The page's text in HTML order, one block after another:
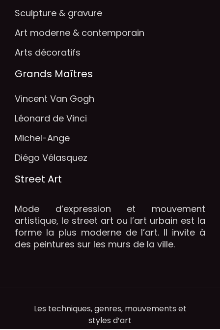
Sculpture & gravure
Art moderne & contemporain
Arts décoratifs
Grands Maîtres
Vincent Van Gogh
Léonard de Vinci
Michel-Ange
Diégo Vélasquez
Street Art
Mode d’expression et mouvement
artistique, le street art ou l’art urbain est la
forme la plus moderne de l’art. Il invite à
des peintures sur les murs de la ville.
Les techniques, genres, mouvements et
styles d’art